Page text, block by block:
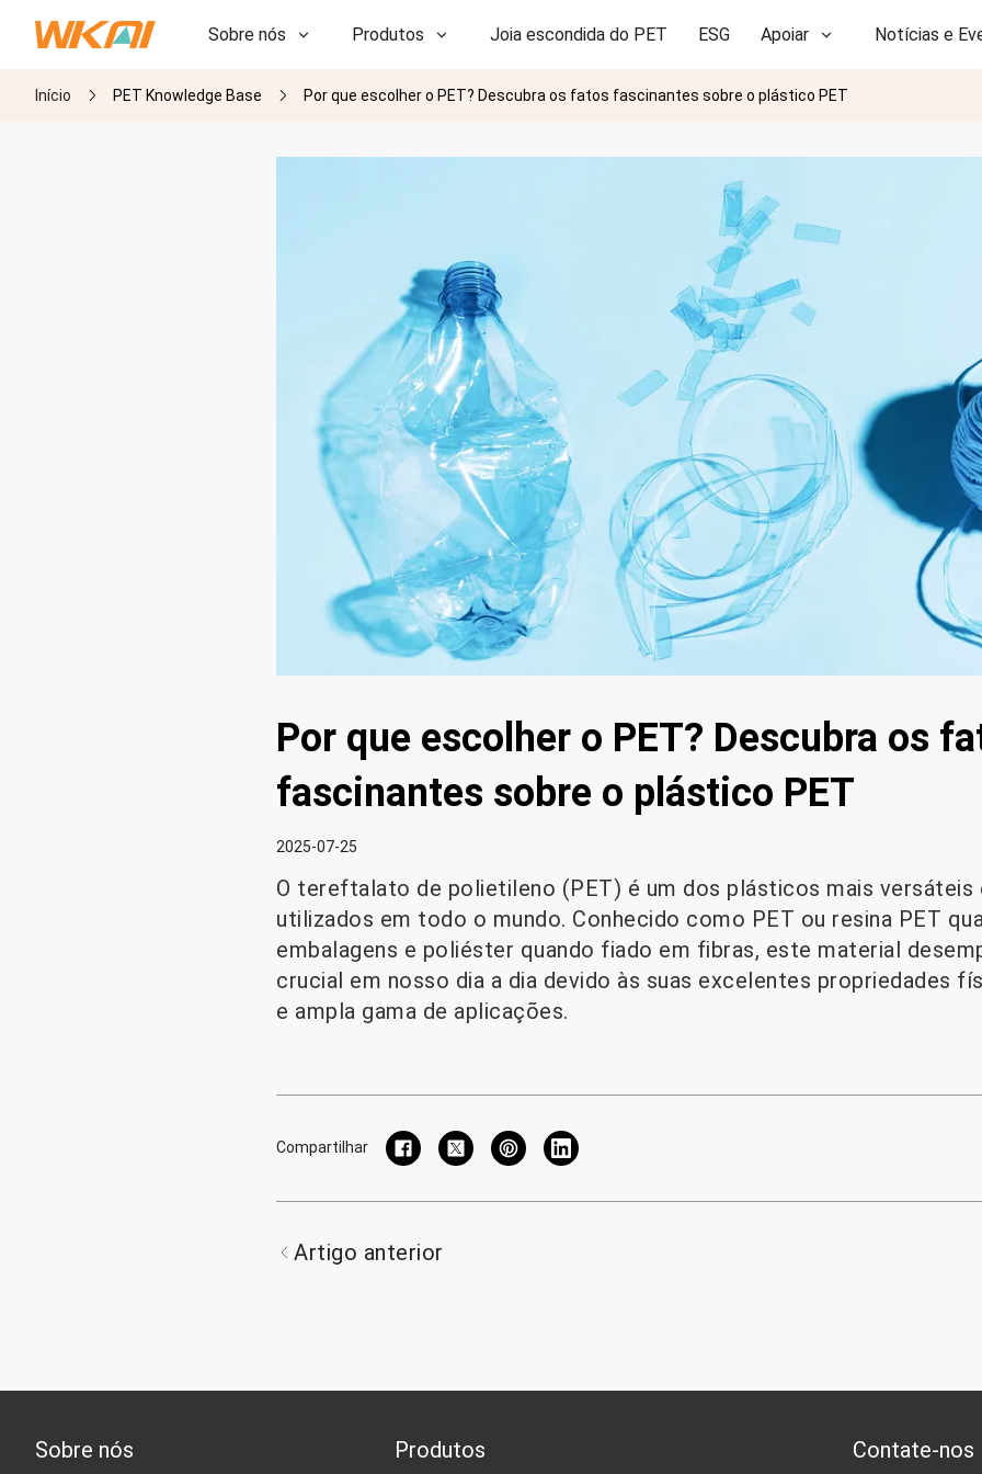
Sobre nós Produtos Joia escondida do PET ESG Apoiar Notícias e
P&D
Início PET Knowledge Base Por que escolher o PET? Descubra os fatos fascinantes sobre o plástico PET
Por que escolher o PET? Descubra os
fascinantes sobre o plástico PET
2025-07-25
O tereftalato de polietileno (PET) é um dos plásticos mais versáteis
utilizados em todo o mundo. Conhecido como PET ou resina PET
embalagens e poliéster quando fiado em fibras, este material
crucial em nosso dia a dia devido às suas excelentes propriedades
e ampla gama de aplicações.
Compartilhar
Artigo anterior
Sobre nós Produtos Contate-nos